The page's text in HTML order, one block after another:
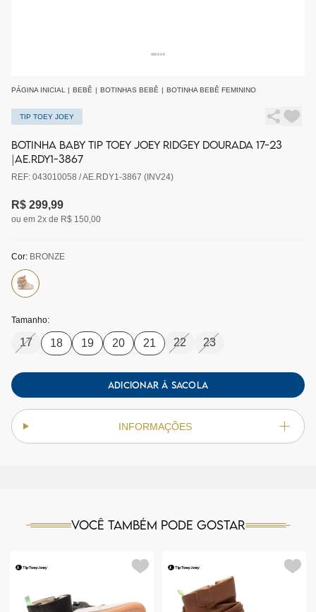
PÁGINA INICIAL | BEBÊ | BOTINHAS BEBÊ | BOTINHA BEBÊ FEMININO
TIP TOEY JOEY
BOTINHA BABY TIP TOEY JOEY RIDGEY DOURADA 17-23
|AE.RDY1-3867
REF: 043010058 / AE.RDY1-3867 (INV24)
R$ 299,99
ou em 2x de R$ 150,00
Cor: BRONZE
Tamanho:
17 18 19 20 21 22 23
ADICIONAR À SACOLA
INFORMAÇÕES
Você também pode gostar